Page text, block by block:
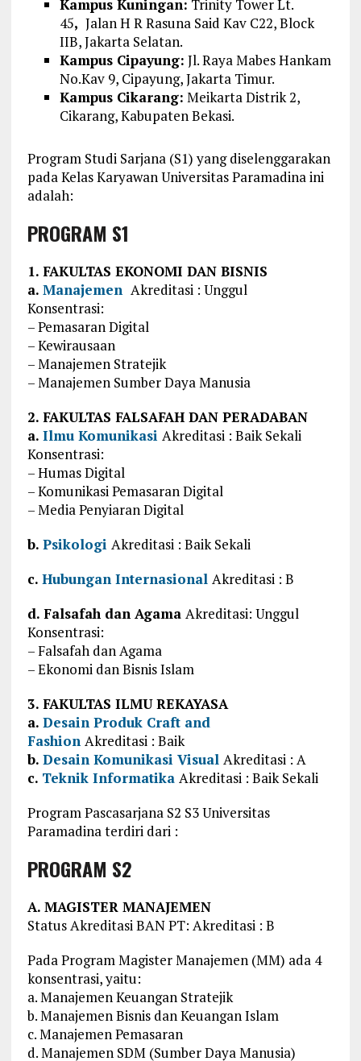
Kampus Kuningan: Trinity Tower Lt.
45, Jalan H R Rasuna Said Kav C22, Block
IIB, Jakarta Selatan.
Kampus Cipayung: Jl. Raya Mabes Hankam
No.Kav 9, Cipayung, Jakarta Timur.
Kampus Cikarang: Meikarta Distrik 2,
Cikarang, Kabupaten Bekasi.
Program Studi Sarjana (S1) yang diselenggarakan
pada Kelas Karyawan Universitas Paramadina ini
adalah:
PROGRAM S1
1. FAKULTAS EKONOMI DAN BISNIS
a. Manajemen Akreditasi : Unggul
Konsentrasi:
– Pemasaran Digital
– Kewirausaan
– Manajemen Stratejik
– Manajemen Sumber Daya Manusia
2. FAKULTAS FALSAFAH DAN PERADABAN
a. Ilmu Komunikasi Akreditasi : Baik Sekali
Konsentrasi:
– Humas Digital
– Komunikasi Pemasaran Digital
– Media Penyiaran Digital
b. Psikologi Akreditasi : Baik Sekali
c. Hubungan Internasional Akreditasi : B
d. Falsafah dan Agama Akreditasi: Unggul
Konsentrasi:
– Falsafah dan Agama
– Ekonomi dan Bisnis Islam
3. FAKULTAS ILMU REKAYASA
a. Desain Produk Craft and
Fashion Akreditasi : Baik
b. Desain Komunikasi Visual Akreditasi : A
c. Teknik Informatika Akreditasi : Baik Sekali
Program Pascasarjana S2 S3 Universitas
Paramadina terdiri dari :
PROGRAM S2
A. MAGISTER MANAJEMEN
Status Akreditasi BAN PT: Akreditasi : B
Pada Program Magister Manajemen (MM) ada 4
konsentrasi, yaitu:
a. Manajemen Keuangan Stratejik
b. Manajemen Bisnis dan Keuangan Islam
c. Manajemen Pemasaran
d. Manajemen SDM (Sumber Daya Manusia)